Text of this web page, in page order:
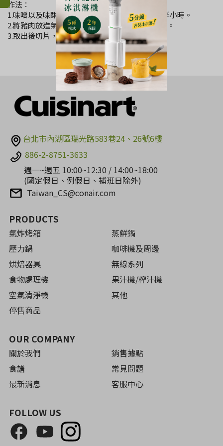
作法：
1.味噌以及味醂攪拌均勻，抹在松阪豬上，醃漬半小時。
2.將豬肉放進氣炸鍋用炙烤功能轉200度烤13分鐘。
3.取出後切片，撒上白芝麻，完成。
台北市內湖區瑞光路583巷24、26號6樓
886-2-8751-3633
週一~週五 10:00~12:30 / 14:00~18:00
(國定假日、例假日、補班日除外)
Taiwan_CS@conair.com
PRODUCTS
氣炸烤箱
蒸鮮鍋
壓力鍋
咖啡機及周邊
烘焙器具
無線系列
食物處理機
果汁機/榨汁機
空氣清淨機
其他
停售商品
OUR COMPANY
關於我們
銷售據點
食譜
常見問題
最新消息
客服中心
FOLLOW US